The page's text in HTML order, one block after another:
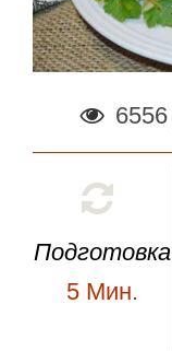
6556
Подготовка
5 Мин.